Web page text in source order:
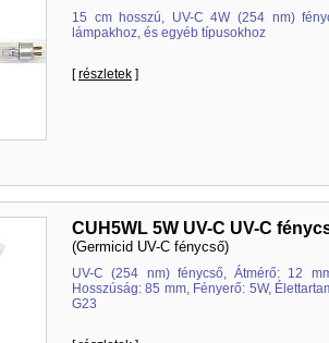
15 cm hosszú, UV-C 4W (254 nm)
lámpakhoz, és egyéb típusokhoz
[részletek ]
CUH5WL 5W UV-C UV-C
(Germicid UV-C fénycső)
UV-C (254 nm) fénycső, Átmérő: 12
Hosszúság: 85 mm, Fényerő: 5W,
G23